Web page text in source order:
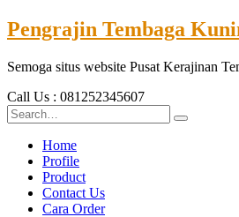
Pengrajin Tembaga
Semoga situs website Pusat Kerajinan
Call Us : 081252345607
Home
Profile
Product
Contact Us
Cara Order